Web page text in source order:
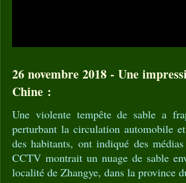
26 novembre 2018 - Une
Chine :
Une violente tempête de sable a
perturbant la circulation automobile
des habitants, ont indiqué des
CCTV montrait un nuage de sable
localité de Zhangye, dans la province